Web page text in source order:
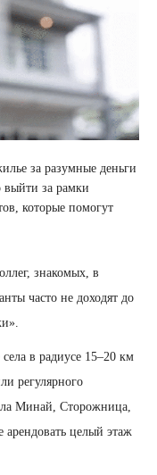
за разумные деньги
выйти за рамки
которые помогут
знакомых, в
часто не доходят до
села в радиусе 15–20 км
регулярного
Минай, Сторожница,
целый этаж